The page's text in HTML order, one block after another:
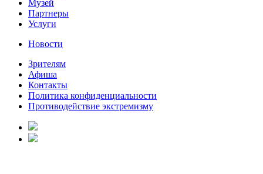
Музей
Партнеры
Услуги
Новости
Зрителям
Афиша
Контакты
Политика конфиденциальности
Противодействие экстремизму